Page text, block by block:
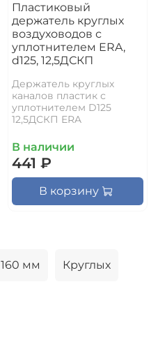
Пластиковый
держатель круглых
воздуховодов с
уплотнителем ERA,
d125, 12,5ДСКП
Держатель круглых
каналов пластик с
уплотнителем D125
12,5ДСКП ERA
В наличии
441 ₽
В корзину
160 мм Круглых